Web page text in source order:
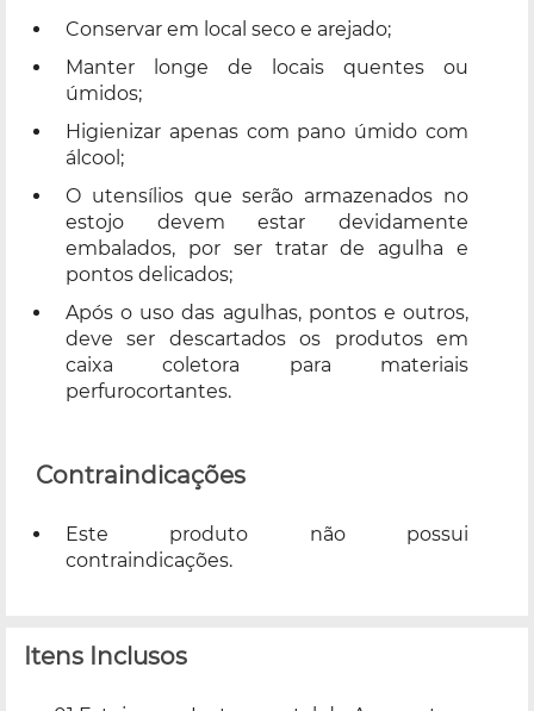
Conservar em local seco e arejado;
Manter longe de locais quentes ou
úmidos;
Higienizar apenas com pano úmido com
álcool;
O utensílios que serão armazenados no
estojo devem estar devidamente
embalados, por ser tratar de agulha e
pontos delicados;
Após o uso das agulhas, pontos e outros,
deve ser descartados os produtos em
caixa coletora para materiais
perfurocortantes.
Contraindicações
Este produto não possui
contraindicações.
Itens Inclusos